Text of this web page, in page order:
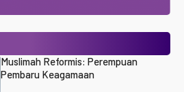
Muslimah Reformis: Perempuan
Pembaru Keagamaan